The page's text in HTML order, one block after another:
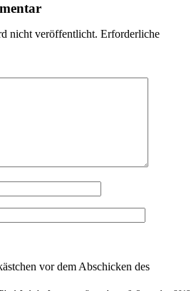
nicht veröffentlicht. Erforderliche
vor dem Abschicken des